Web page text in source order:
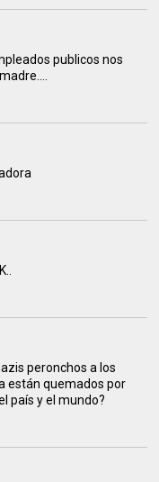
publicos nos
peronchos a los
están quemados por
país y el mundo?